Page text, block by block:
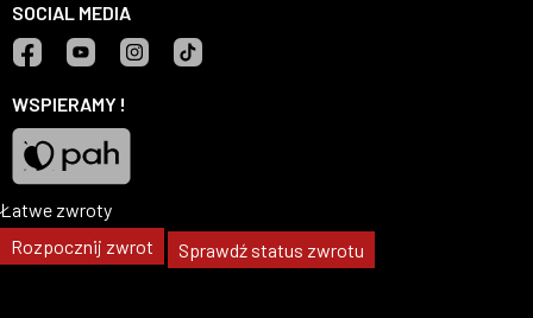
SOCIAL MEDIA
WSPIERAMY !
Pah
Łatwe zwroty
Rozpocznij zwrot
Sprawdź status zwrotu